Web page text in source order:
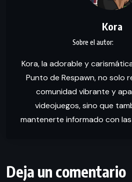
Kora
Kora, la adorable y
Punto de Respawn, no solo
comunidad vibrante y
videojuegos, sino que
mantenerte informado con
Deja un comentario